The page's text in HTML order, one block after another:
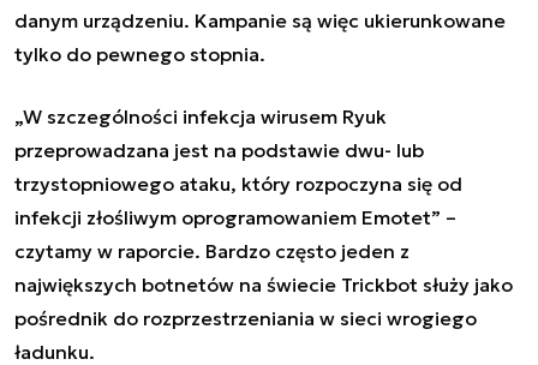
danym urządzeniu. Kampanie są więc ukierunkowane
tylko do pewnego stopnia.
„W szczególności infekcja wirusem Ryuk
przeprowadzana jest na podstawie dwu- lub
trzystopniowego ataku, który rozpoczyna się od
infekcji złośliwym oprogramowaniem Emotet” –
czytamy w raporcie. Bardzo często jeden z
największych botnetów na świecie Trickbot służy jako
pośrednik do rozprzestrzeniania w sieci wrogiego
ładunku.